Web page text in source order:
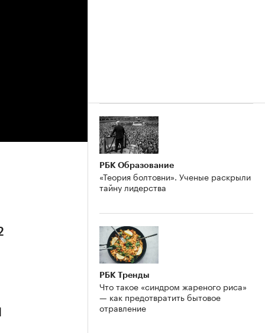
РБК Образование
«Теория болтовни». Ученые раскрыли
тайну лидерства
РБК Тренды
Что такое «синдром жареного риса»
— как предотвратить бытовое
отравление